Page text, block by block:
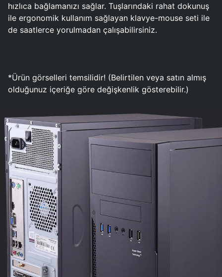
hızlıca bağlamanızı sağlar. Tuşlarındaki rahat dokunuş
ile ergonomik kullanım sağlayan klavye-mouse seti ile
de saatlerce yorulmadan çalışabilirsiniz.
*Ürün görselleri temsilidir! (Belirtilen veya satın almış
olduğunuz içeriğe göre değişkenlik gösterebilir.)